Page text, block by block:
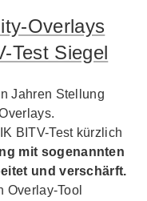
Overlays
Test Siegel
Jahren Stellung
BITV-Test kürzlich
mit sogenannten
und verschärft.
Overlay-Tool